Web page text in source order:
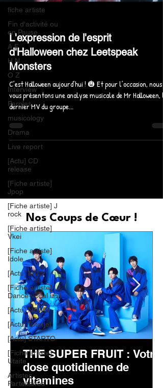
fiche artiste
Fin d'activité ou
en Pause
A F
H N
O Z
Interview
Paroles
musicology
Drama
Live report
[Actu] CD
release
[Fiche artiste]
Jpop
[Fiche artiste] J
rock
[Fiche artiste]
Vkei
[Fiche artiste]
Idole
[Actu] MV
[Fiche artiste]
Dance-vocal unit
[Actu] NEWS
[Actu] Tutoriel
[Actu] STARTO
[Fiche artiste]
Utaite
Artistes
Partenaires
L'expression de l'esprit
d'Halloween chez Leetspeak
Monsters
C’est Halloween aujourd’hui ! 🎃 Et pour l’occasion, nous
vous présentons une analyse musicale de Mr Halloween, le
dernier MV du groupe...
Nos Coups de Cœur !
THE SUPER FRUIT : Votre
dose quotidienne de
vitamines